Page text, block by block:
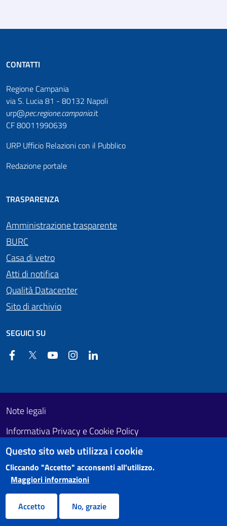
CONTATTI
Regione Campania
via S. Lucia 81 - 80132 Napoli
urp@pec.regione.campania.it
CF 80011990639
URP Ufficio Relazioni con il Pubblico
Redazione portale
TRASPARENZA
Amministrazione trasparente
BURC
Casa di vetro
Atti di notifica
Qualità Datacenter
Sito di archivio
SEGUICI SU
FacebookTwitter YouTube Instagram
Footer First
Useful links section
Note legali
Informativa Privacy e Cookie Policy
Obiettivi di accessibilità
Questo sito web utilizza i cookie
Cliccando "Accetto" acconsenti all'utilizzo.
Maggiori informazioni
Accetto No, grazie